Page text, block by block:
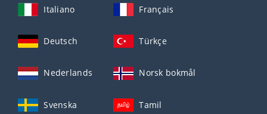
Italiano Français
Deutsch Türkçe
Nederlands Norsk bokmål
Svenska Tamil